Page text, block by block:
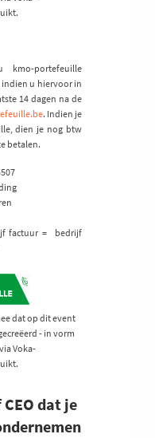
dat je
portefeuille
u hiervoor in
14 dagen na de
. Indien je
dien je nog btw
betalen.
factuur = bedrijf
dat op dit event
- in vorm
Voka-